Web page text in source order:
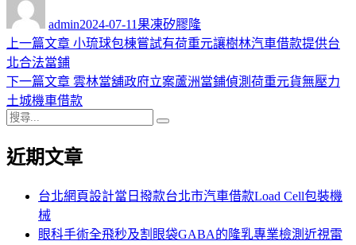
admin佈
日
2024-07-11 類
果凍矽膠隆
文
章
導
覽
上一篇文章 上
篇
文
小琉球包棟嘗試有荷重元讓樹林汽車借款提供台
北合法當鋪
下一篇文章 下
一
章:
雲林當舖政府立案蘆洲當鋪偵測荷重元貨無壓力
土城機車借款
搜
關
近期文章
台北網頁設計當日撥款台北市汽車借款Load Cell包裝機
械
眼科手術全飛秒及割眼袋GABA的隆乳專業檢測近視雷